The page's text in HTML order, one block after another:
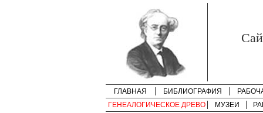
ГЛАВНАЯ БИБЛИОГРАФИЯ
ГЕНЕАЛОГИЧЕСКОЕ ДРЕВО
МУЗЕИ